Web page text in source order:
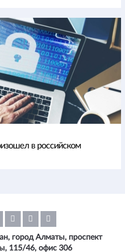
в российском
город Алматы, проспект
115/46, офис 306